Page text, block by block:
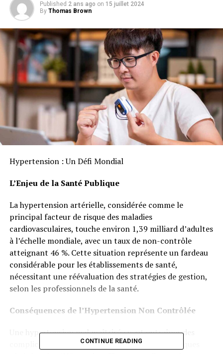
Published 2 ans ago on 15 juillet 2024
By Thomas Brown
Hypertension : Un Défi Mondial
L’Enjeu de la Santé Publique
La hypertension artérielle, considérée comme le
principal facteur de risque des maladies
cardiovasculaires, touche environ 1,39 milliard d’adultes
à l’échelle mondiale, avec un taux de non-contrôle
atteignant 46 %. Cette situation représente un fardeau
considérable pour les établissements de santé,
nécessitant une réévaluation des stratégies de gestion,
selon les professionnels de la santé.
Conséquences de l’Hypertension Non Contrôlée
Une hypertension mal maîtrisée peut entraîner des
complications graves telles que des crises cardiaques
CONTINUE READING